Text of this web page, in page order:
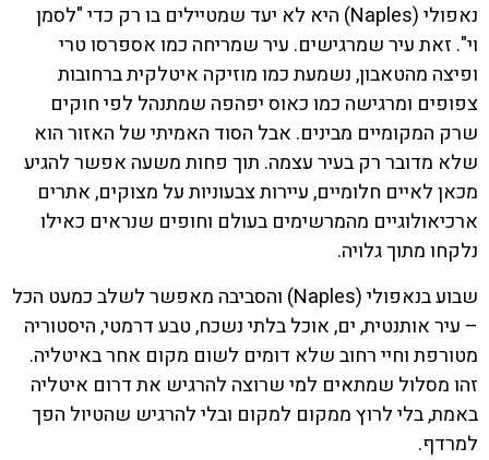
נאפולי (Naples) היא לא יעד שמטיילים בו רק כדי "לסמן
וי". זאת עיר שמרגישים. עיר שמריחה כמו אספרסו טרי
ופיצה מהטאבון, נשמעת כמו מוזיקה איטלקית ברחובות
צפופים ומרגישה כמו כאוס יפהפה שמתנהל לפי חוקים
שרק המקומיים מבינים. אבל הסוד האמיתי של האזור הוא
שלא מדובר רק בעיר עצמה. תוך פחות משעה אפשר להגיע
מכאן לאיים חלומיים, עיירות צבעוניות על מצוקים, אתרים
ארכיאולוגיים מהמרשימים בעולם וחופים שנראים כאילו
נלקחו מתוך גלויה.
שבוע בנאפולי (Naples) והסביבה מאפשר לשלב כמעט הכל
– עיר אותנטית, ים, אוכל בלתי נשכח, טבע דרמטי, היסטוריה
מטורפת וחיי רחוב שלא דומים לשום מקום אחר באיטליה.
זהו מסלול שמתאים למי שרוצה להרגיש את דרום איטליה
באמת, בלי לרוץ ממקום למקום ובלי להרגיש שהטיול הפך
למרדף.